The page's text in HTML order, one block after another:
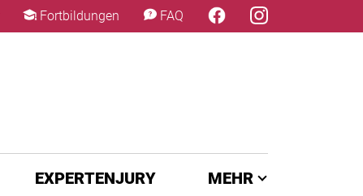
Fortbildungen FAQ
EXPERTENJURY MEHR
×